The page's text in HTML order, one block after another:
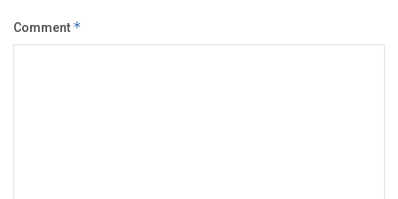
Comment *